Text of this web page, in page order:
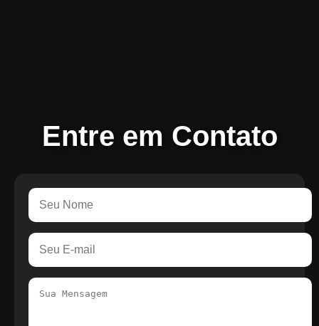
Entre em Contato